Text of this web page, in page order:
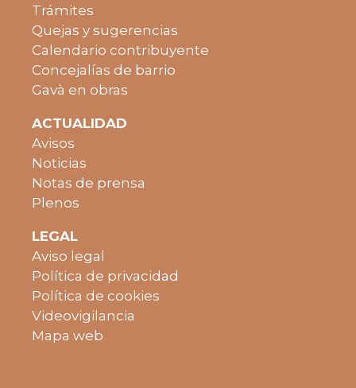
Trámites
Quejas y sugerencias
Calendario contribuyente
Concejalías de barrio
Gavà en obras
ACTUALIDAD
Avisos
Noticias
Notas de prensa
Plenos
LEGAL
Aviso legal
Política de privacidad
Política de cookies
Videovigilancia
Mapa web